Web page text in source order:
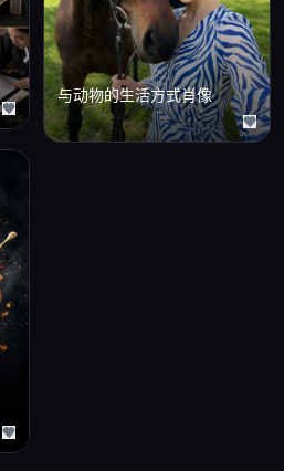
与动物的生活方式肖像